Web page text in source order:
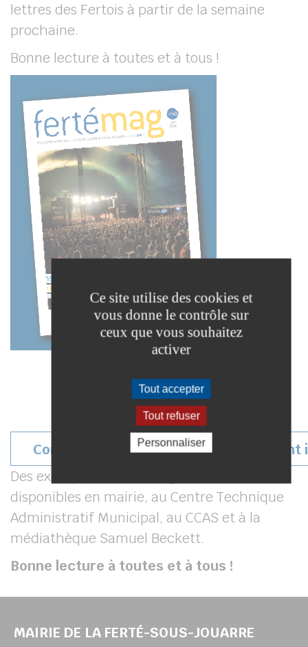
lettres des Fertois à partir de la semaine
prochaine.
Bonne lecture à toutes et à tous !
Consultez-le dès maintenant en cliquant
Des exemplaires seront également
disponibles en mairie, au Centre Technique
Administratif Municipal, au CCAS et à la
médiathèque Samuel Beckett.
Bonne lecture à toutes et à tous !
MAIRIE DE LA FERTÉ-SOUS-JOUARRE
Ce site utilise des cookies et
vous donne le contrôle sur
ceux que vous souhaitez
activer
Tout accepter
Tout refuser
Personnaliser